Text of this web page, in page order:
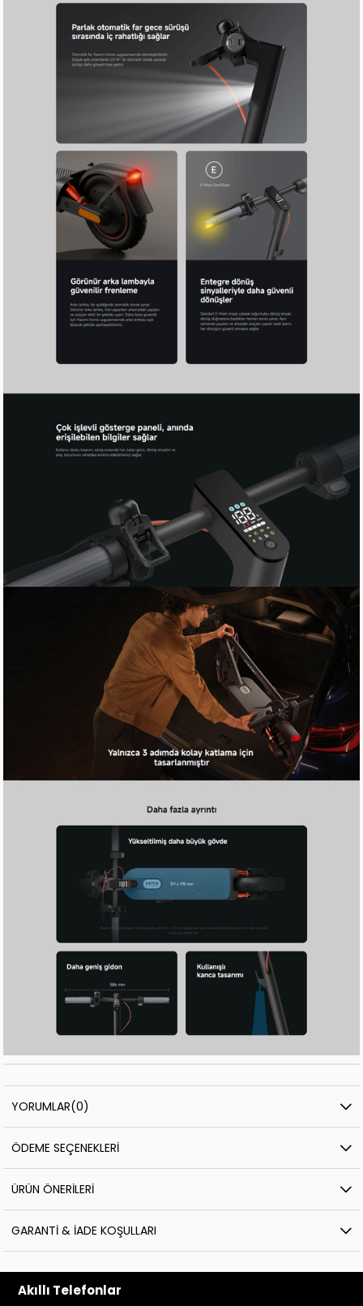
YORUMLAR(0)
ÖDEME SEÇENEKLERI
ÜRÜN ÖNERILERI
GARANTI & İADE KOŞULLARI
Akıllı Telefonlar